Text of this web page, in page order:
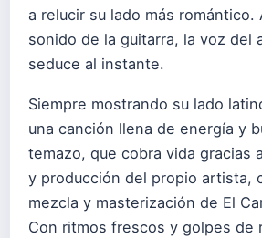
a relucir su lado más romántico.
sonido de la guitarra, la voz del
seduce al instante.
Siempre mostrando su lado
una canción llena de energía y
temazo, que cobra vida gracias
y producción del propio artista,
mezcla y masterización de El
Con ritmos frescos y golpes de